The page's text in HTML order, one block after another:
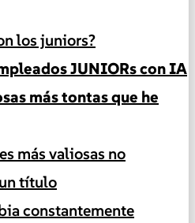
los juniors?
JUNIORs con IA
más tontas que he
más valiosas no
título
constantemente